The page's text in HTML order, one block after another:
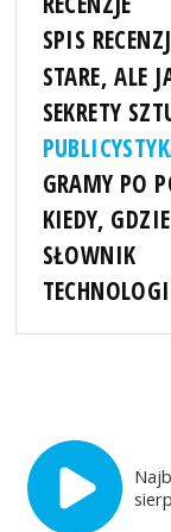
SPIS
STARE, ALE
SEKRETY
GRAMY PO
KIEDY,
SŁOWNIK